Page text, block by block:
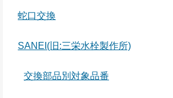
蛇口交換
SANEI(旧:三栄水栓製作所)
交換部品別対象品番